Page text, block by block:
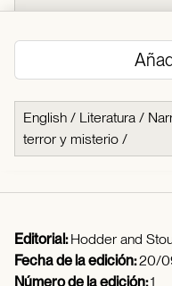
English / Literatura /
terror y misterio /
Editorial:Hodder and
Fecha de la edición:20/
Número de la edición:1